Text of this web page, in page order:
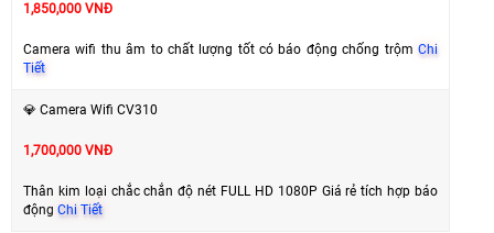
1,850,000 VNĐ
Camera wifi thu âm to chất lượng tốt có báo động chống trộm Chi
Tiết
💎 Camera Wifi CV310
1,700,000 VNĐ
Thân kim loại chắc chắn độ nét FULL HD 1080P Giá rẻ tích hợp báo
động Chi Tiết